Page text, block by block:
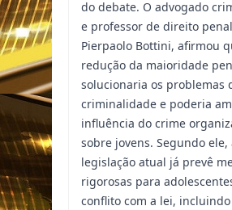
do debate. O advogado
e professor de direito penal
Pierpaolo Bottini, afirmou
redução da maioridade
solucionaria os problemas
criminalidade e poderia
influência do crime
sobre jovens. Segundo ele,
legislação atual já prevê
rigorosas para
conflito com a lei,